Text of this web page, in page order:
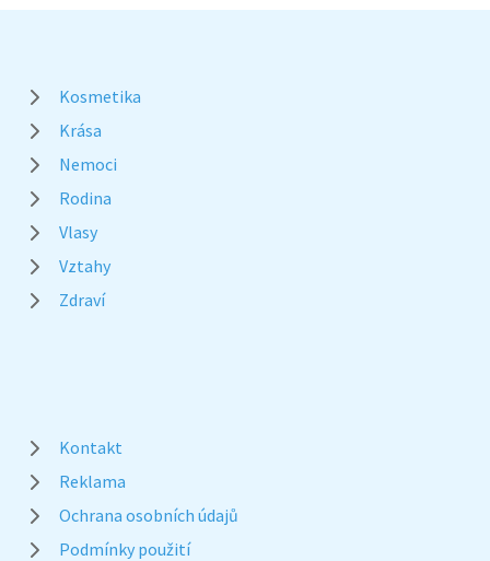
Kosmetika
Krása
Nemoci
Rodina
Vlasy
Vztahy
Zdraví
Kontakt
Reklama
Ochrana osobních údajů
Podmínky použití